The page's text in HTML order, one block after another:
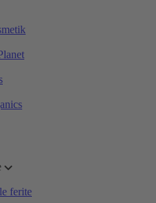
ferite